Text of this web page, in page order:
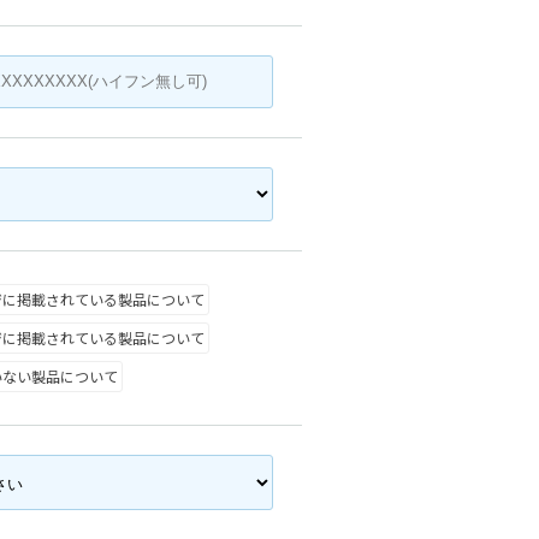
掲載されている製品について
掲載されている製品について
い製品について